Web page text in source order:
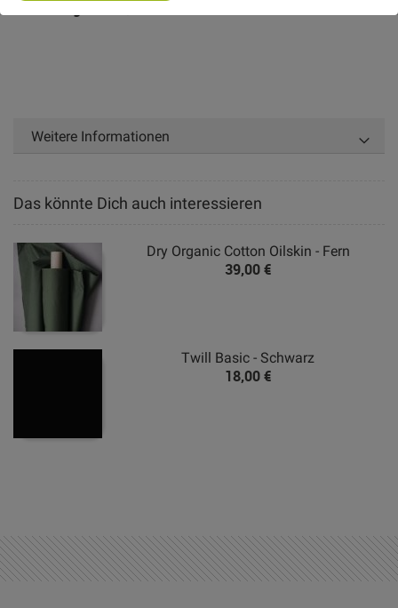
Das könnte Dich auch interessieren
Dry Organic Cotton Oilskin - Fern
39,00 €
Twill Basic - Schwarz
18,00 €
Weitere Informationen